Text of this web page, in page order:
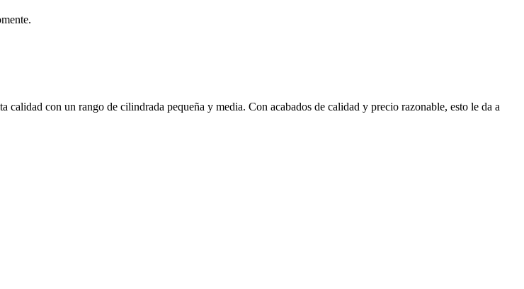
con un rango de cilindrada pequeña y media. Con acabados de calidad y precio razonable, esto le da a